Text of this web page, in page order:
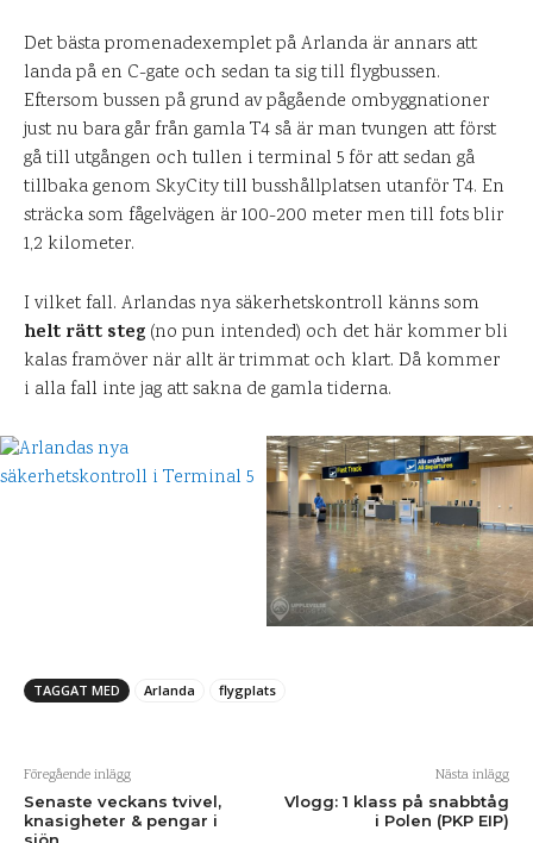
Det bästa promenadexemplet på Arlanda är annars att
landa på en C-gate och sedan ta sig till flygbussen.
Eftersom bussen på grund av pågående ombyggnationer
just nu bara går från gamla T4 så är man tvungen att först
gå till utgången och tullen i terminal 5 för att sedan gå
tillbaka genom SkyCity till busshållplatsen utanför T4. En
sträcka som fågelvägen är 100-200 meter men till fots blir
1,2 kilometer.
I vilket fall. Arlandas nya säkerhetskontroll känns som
helt rätt steg (no pun intended) och det här kommer bli
kalas framöver när allt är trimmat och klart. Då kommer
i alla fall inte jag att sakna de gamla tiderna.
TAGGAT MED Arlanda flygplats
Föregående inlägg
Senaste veckans tvivel,
knasigheter & pengar i
Nästa inlägg
Vlogg: 1 klass på snabbtåg
i Polen (PKP EIP)